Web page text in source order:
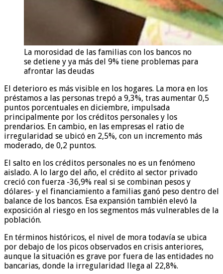
La morosidad de las familias con los bancos no
se detiene y ya más del 9% tiene problemas para
afrontar las deudas
El deterioro es más visible en los hogares. La mora en los
préstamos a las personas trepó a 9,3%, tras aumentar 0,5
puntos porcentuales en diciembre, impulsada
principalmente por los créditos personales y los
prendarios. En cambio, en las empresas el ratio de
irregularidad se ubicó en 2,5%, con un incremento más
moderado, de 0,2 puntos.
El salto en los créditos personales no es un fenómeno
aislado. A lo largo del año, el crédito al sector privado
creció con fuerza -36,9% real si se combinan pesos y
dólares- y el financiamiento a familias ganó peso dentro del
balance de los bancos. Esa expansión también elevó la
exposición al riesgo en los segmentos más vulnerables de la
población.
En términos históricos, el nivel de mora todavía se ubica
por debajo de los picos observados en crisis anteriores,
aunque la situación es grave por fuera de las entidades no
bancarias, donde la irregularidad llega al 22,8%.